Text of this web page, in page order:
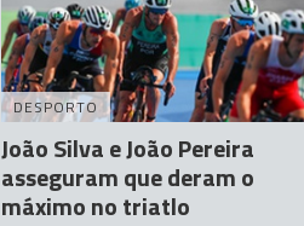
DESPORTO
João Silva e João Pereira
asseguram que deram o
máximo no triatlo